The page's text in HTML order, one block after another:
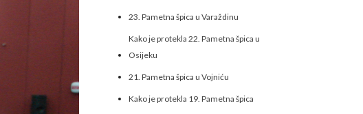
23. Pametna špica u Varaždinu
Kako je protekla 22. Pametna špica u
Osijeku
21. Pametna špica u Vojniću
Kako je protekla 19. Pametna špica